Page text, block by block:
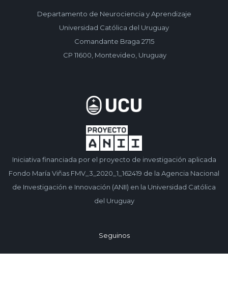
Departamento de Neurociencia y Aprendizaje
Universidad Católica del Uruguay
Comandante Braga 2715
CP 11600, Montevideo, Uruguay
Iniciativa financiada por el proyecto de investigación aplicada
Fondo María Viñas FMV_3_2020_1_162419 de la Agencia Nacional
de Investigación e Innovación (ANII) en la Universidad Católica
del Uruguay
Seguinos